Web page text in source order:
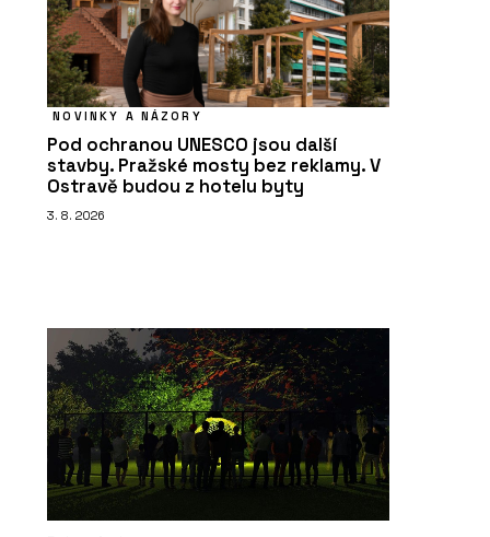
NOVINKY A NÁZORY
Pod ochranou UNESCO jsou další
stavby. Pražské mosty bez reklamy. V
Ostravě budou z hotelu byty
3. 8. 2026